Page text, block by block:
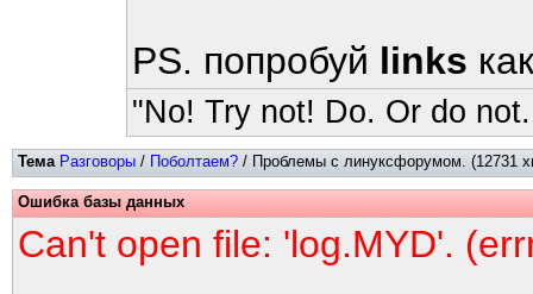
PS. попробуй links
"No! Try not! Do. Or do
Тема Разговоры / Поболтаем? / Проблемы с линуксфорумом. (12731
Ошибка базы данных
Can't open file: 'log.MYD'.